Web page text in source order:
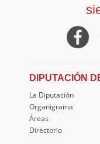
DIPUTACIÓN
La Diputación
Organigrama
Áreas
Directorio